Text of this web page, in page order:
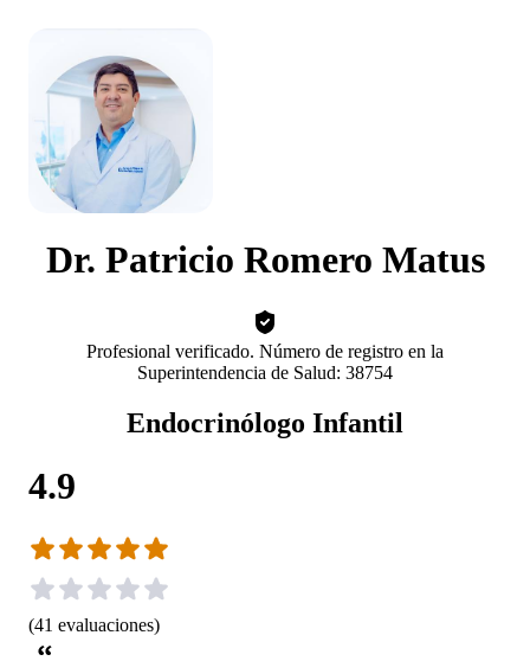
Dr. Patricio Romero Matus
Profesional verificado. Número de registro en la
Superintendencia de Salud: 38754
Endocrinólogo Infantil
4.9
(41 evaluaciones)